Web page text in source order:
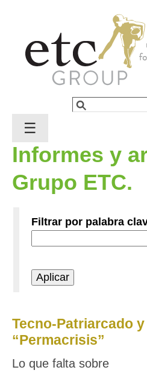
Formulario de
Buscar
Informes y
Grupo ETC.
Filtrar por palabra
Tecno-Patriarcado
“Permacrisis”
Lo que falta sobre
☰